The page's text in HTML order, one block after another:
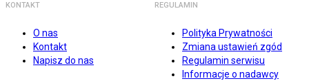
KONTAKT
O nas
Kontakt
Napisz do nas
REGULAMIN
Polityka Prywatności
Zmiana ustawień zgód
Regulamin serwisu
Informacje o nadawcy